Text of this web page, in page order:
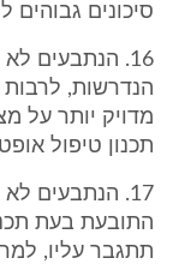
סיכונים
16. הנתבעים
מדויק יותר על
תכנון טיפול
17. הנתבעים
התובעת בעת
תתגבר עליו,